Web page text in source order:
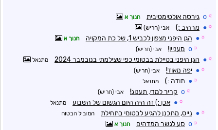
☼
o גירסה אולטימטיבית חנוך א
☼
● מרהיב :) אבי (חריש)
☼
● הגן היפני מצפון לכביש 1, של כת המקויה חנוך א
☼
o מעניין! אבי (חריש)
☼
● הגן היפני בטיילת בבטומי כפי שצילמתי בנובמבר 2024 מתנאל
☼
● יפה מאוד! אבי (חריש)
☼
● תודה :) מתנאל
☼
o קריר למדי, תענוג! אבי (חריש)
☼
● אכן :) זה היה היום הגשום של השבוע מתנאל
☼
● נייס, מתכנן להגיע לבטומי בתחילת המוביל הבטוח
☼
o סע לגשר המדהים חנוך א